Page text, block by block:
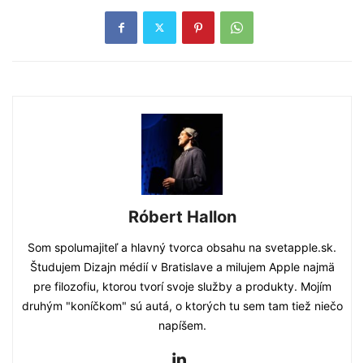
Róbert Hallon
Som spolumajiteľ a hlavný tvorca obsahu na svetapple.sk.
Študujem Dizajn médií v Bratislave a milujem Apple najmä
pre filozofiu, ktorou tvorí svoje služby a produkty. Mojím
druhým "koníčkom" sú autá, o ktorých tu sem tam tiež niečo
napíšem.